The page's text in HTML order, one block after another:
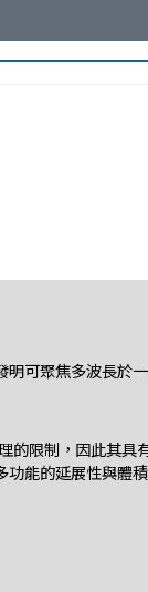
可聚焦多波長於
的限制，因此其
能的延展性與體